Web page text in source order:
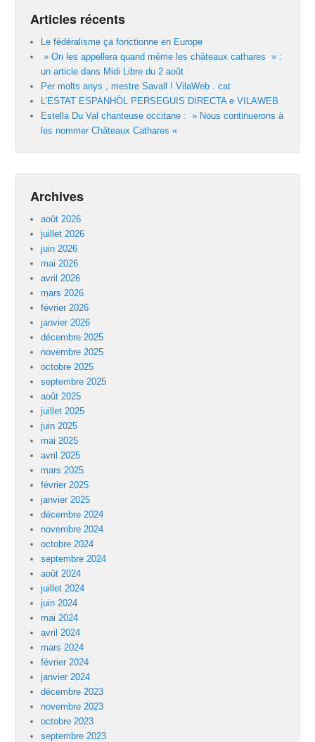
Articles récents
Le fédéralisme ça fonctionne en Europe
» On les appellera quand même les châteaux cathares » :
un article dans Midi Libre du 2 août
Per molts anys , mestre Savall ! VilaWeb . cat
L’ESTAT ESPANHÒL PERSEGUIS DIRECTA e VILAWEB
Estella Du Val chanteuse occitane : » Nous continuerons à
les nommer Châteaux Cathares «
Archives
août 2026
juillet 2026
juin 2026
mai 2026
avril 2026
mars 2026
février 2026
janvier 2026
décembre 2025
novembre 2025
octobre 2025
septembre 2025
août 2025
juillet 2025
juin 2025
mai 2025
avril 2025
mars 2025
février 2025
janvier 2025
décembre 2024
novembre 2024
octobre 2024
septembre 2024
août 2024
juillet 2024
juin 2024
mai 2024
avril 2024
mars 2024
février 2024
janvier 2024
décembre 2023
novembre 2023
octobre 2023
septembre 2023